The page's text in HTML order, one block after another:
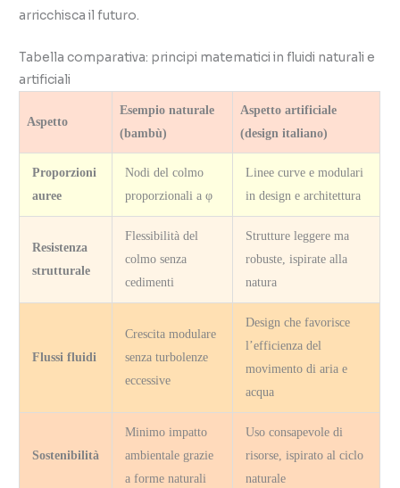
arricchisca il futuro.
Tabella comparativa: principi matematici in fluidi naturali e
artificiali
Aspetto
Esempio naturale
(bambù)
Aspetto artificiale
(design italiano)
Proporzioni
auree
Nodi del colmo
proporzionali a φ
Linee curve e modulari
in design e architettura
Resistenza
strutturale
Flessibilità del
colmo senza
cedimenti
Strutture leggere ma
robuste, ispirate alla
natura
Flussi fluidi
Crescita modulare
senza turbolenze
eccessive
Design che favorisce
l’efficienza del
movimento di aria e
acqua
Sostenibilità
Minimo impatto
ambientale grazie
a forme naturali
Uso consapevole di
risorse, ispirato al ciclo
naturale